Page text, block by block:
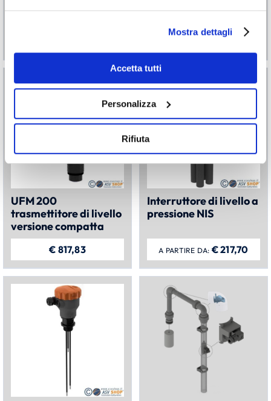
Mostra dettagli
Accetta tutti
Personalizza
Rifiuta
UFM 200
trasmettitore di livello
versione compatta
€ 817,83
Interruttore di livello a
pressione NIS
A PARTIRE DA: €217,70